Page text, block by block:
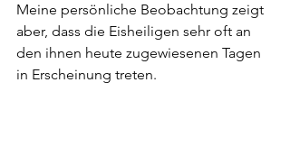
Meine persönliche Beobachtung zeigt
aber, dass die Eisheiligen sehr oft an
den ihnen heute zugewiesenen Tagen
in Erscheinung treten.